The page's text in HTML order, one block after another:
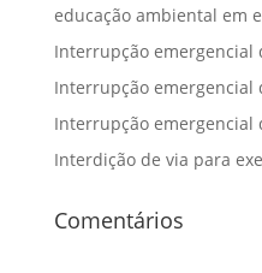
educação ambiental em
Interrupção emergencial
Interrupção emergencial
Interrupção emergencial
Interdição de via para
Comentários